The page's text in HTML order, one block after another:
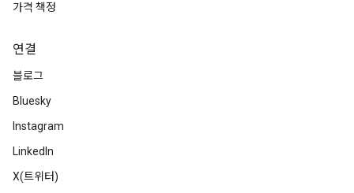
가격 책정
연결
블로그
Bluesky
Instagram
LinkedIn
X(트위터)